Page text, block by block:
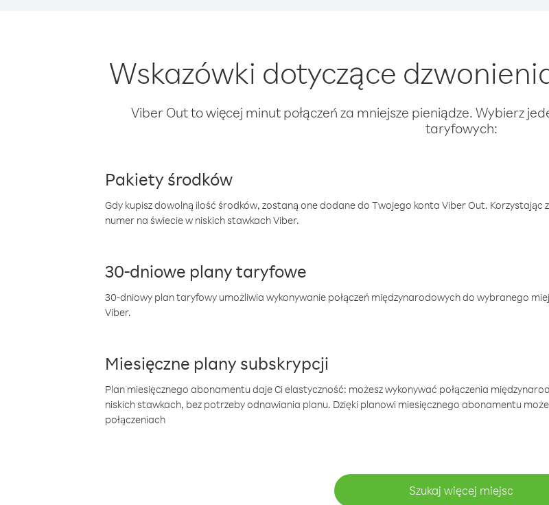
Wskazówki dotyczące
Viber Out to więcej minut połączeń za mniejsze pieniądze. Wybierz
taryfowych:
Pakiety środków
Gdy kupisz dowolną ilość środków, zostaną one dodane do Twojego konta Viber Out. Korzystając
numer na świecie w niskich stawkach Viber.
30-dniowe plany taryfowe
30-dniowy plan taryfowy umożliwia wykonywanie połączeń międzynarodowych do wybranego
Viber.
Miesięczne plany subskrypcji
Plan miesięcznego abonamentu daje Ci elastyczność: możesz wykonywać połączenia
niskich stawkach, bez potrzeby odnawiania planu. Dzięki planowi miesięcznego abonamentu
połączeniach
Szukaj więcej miejsc